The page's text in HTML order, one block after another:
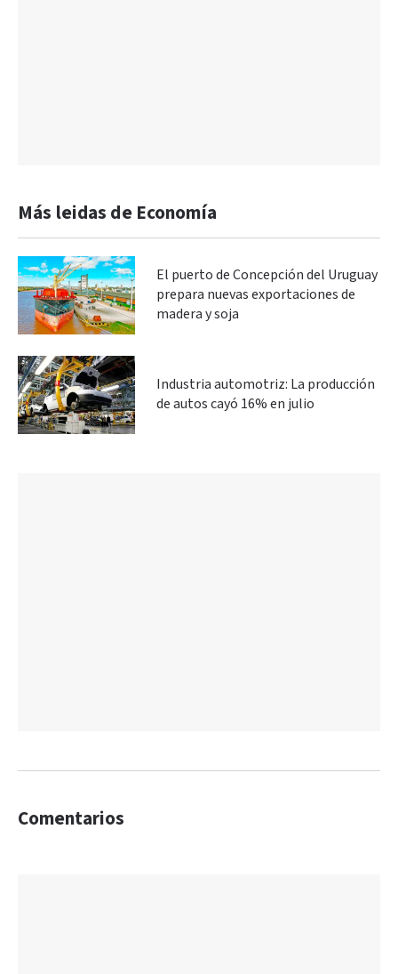
Más leidas de Economía
El puerto de Concepción del Uruguay
prepara nuevas exportaciones de
madera y soja
Industria automotriz: La producción
de autos cayó 16% en julio
Comentarios